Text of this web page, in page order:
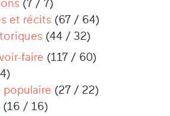
(7 / 7)
et récits (67 / 64)
(44 / 32)
faire (117 / 60)
populaire (27 / 22)
(16 / 16)